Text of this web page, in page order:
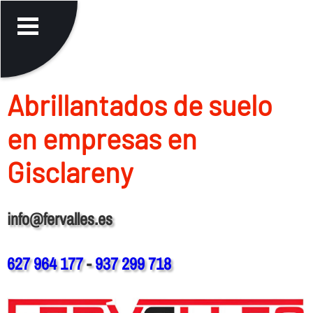
Abrillantados de suelo
en empresas en
Gisclareny
info@fervalles.es
627 964 177-937 299 718